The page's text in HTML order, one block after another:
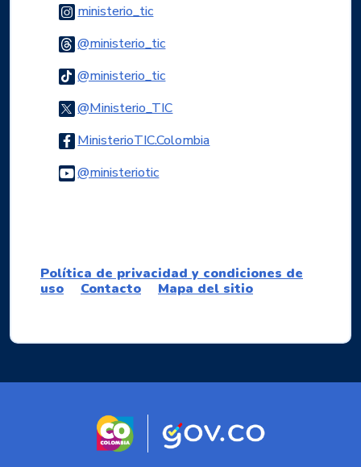
ministerio_ticLogo Instagram
@ministerio_ticLogo Threads
@ministerio_ticLogo Tiktok
@Ministerio_TICLogo Twitter
MinisterioTIC.ColombiaLogo Facebook
@ministerioticLogo Youtube
Política de privacidad y condiciones de
uso
Contacto Mapa del sitio
Logo marca Colombia